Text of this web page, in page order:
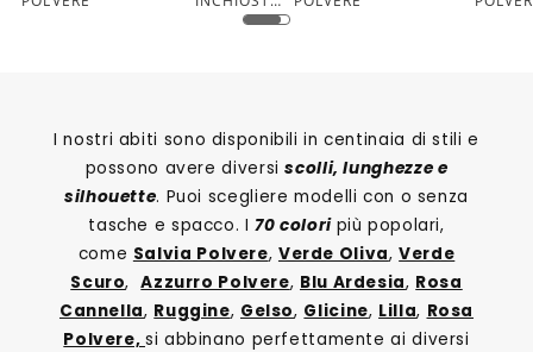
O
I nostri abiti sono disponibili in centinaia di stili e
possono avere diversiscolli, lunghezze e
silhouette. Puoi scegliere modelli con o senza
tasche e spacco. I70 colori più popolari,
come Salvia Polvere, Verde Oliva,Verde
Scuro,Azzurro Polvere, Blu Ardesia, Rosa
Cannella, Ruggine, Gelso, Glicine, Lilla, Rosa
Polvere, si abbinano perfettamente ai diversi